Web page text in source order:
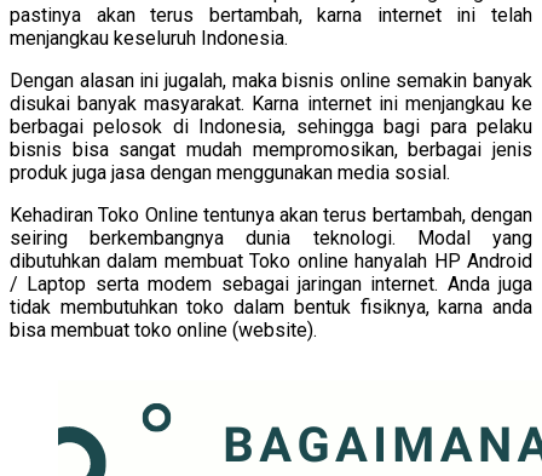
pastinya akan terus bertambah, karna internet ini telah
menjangkau keseluruh Indonesia.
Dengan alasan ini jugalah, maka bisnis online semakin banyak
disukai banyak masyarakat. Karna internet ini menjangkau ke
berbagai pelosok di Indonesia, sehingga bagi para pelaku
bisnis bisa sangat mudah mempromosikan, berbagai jenis
produk juga jasa dengan menggunakan media sosial.
Kehadiran Toko Online tentunya akan terus bertambah, dengan
seiring berkembangnya dunia teknologi. Modal yang
dibutuhkan dalam membuat Toko online hanyalah HP Android
/ Laptop serta modem sebagai jaringan internet. Anda juga
tidak membutuhkan toko dalam bentuk fisiknya, karna anda
bisa membuat toko online (website).